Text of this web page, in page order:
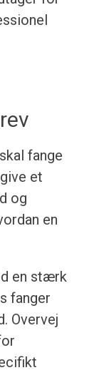
fange
et
og
en
en stærk
fanger
Overvej